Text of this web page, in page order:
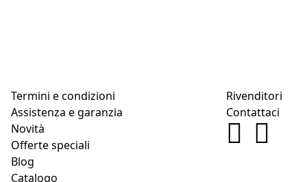
Termini e condizioni
Assistenza e garanzia
Novità
Offerte speciali
Blog
Catalogo
Rivenditori
Contattaci